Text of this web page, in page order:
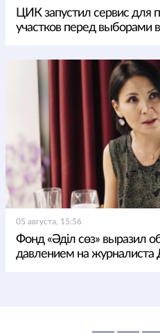
ЦИК запустил сервис для
участков перед выборами
05 августа, 15:56
Фонд «Әділ сөз» выразил
давлением на журналиста